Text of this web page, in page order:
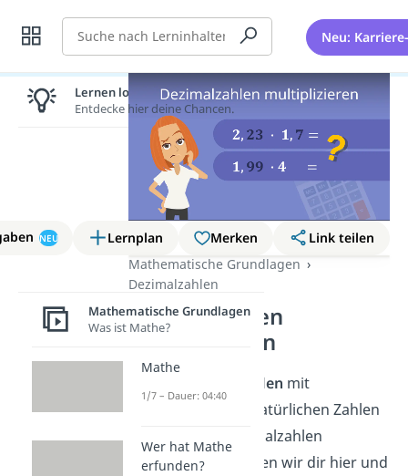
Suche Neu:
NEU Lernplan Merken
Link teilen
Mathematische Grundlagen
Dezimalzahlen
Dezimalzahlen
multiplizieren
Dezimalzahlen mit
Zehnerpotenzen, natürlichen Zahlen
und anderen Dezimalzahlen
multiplizierst
, zeigen wir dir hier und
Lernen lohnt sich!
Entdecke hier deine Chancen.
Mathematische Grundlagen
Was ist Mathe?
Mathe
1/7 – Dauer: 04:40
Wer hat Mathe
erfunden?